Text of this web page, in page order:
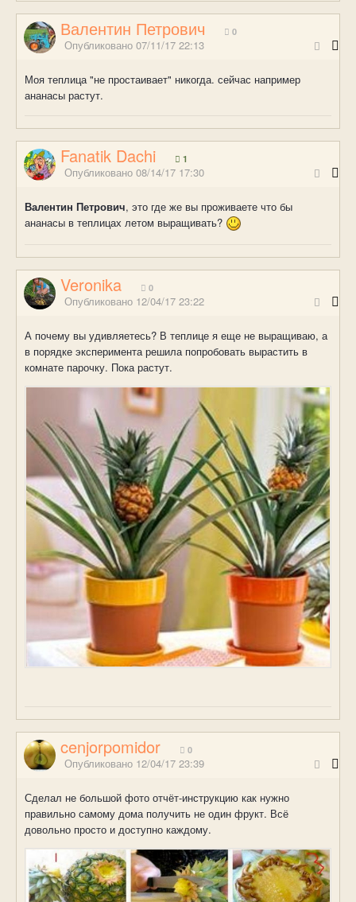
Валентин Петрович 0
Опубликовано 07/11/17 22:13
Моя теплица "не простаивает" никогда. сейчас например
ананасы растут.
Fanatik Dachi 1
Опубликовано 08/14/17 17:30
Валентин Петрович, это где же вы проживаете что бы
ананасы в теплицах летом выращивать?
Veronika 0
Опубликовано 12/04/17 23:22
А почему вы удивляетесь? В теплице я еще не выращиваю, а
в порядке эксперимента решила попробовать вырастить в
комнате парочку. Пока растут.
cenjorpomidor 0
Опубликовано 12/04/17 23:39
Сделал не большой фото отчёт-инструкцию как нужно
правильно самому дома получить не один фрукт. Всё
довольно просто и доступно каждому.